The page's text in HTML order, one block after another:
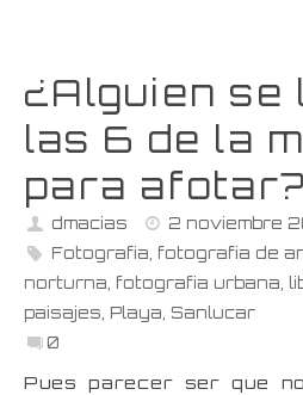
¿Alguien se
las 6 de la
para afotar?
dmacias 2 noviembre
Fotografia, fotografia de
norturna, fotografia urbana,
paisajes, Playa, Sanlucar
0
Pues parecer ser que